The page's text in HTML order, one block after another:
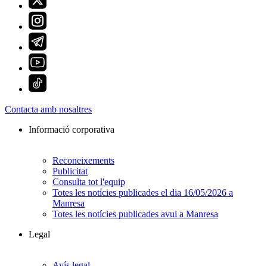
Contacta amb nosaltres
Informació corporativa
Reconeixements
Publicitat
Consulta tot l'equip
Totes les notícies publicades el dia 16/05/2026 a
Manresa
Totes les notícies publicades avui a Manresa
Legal